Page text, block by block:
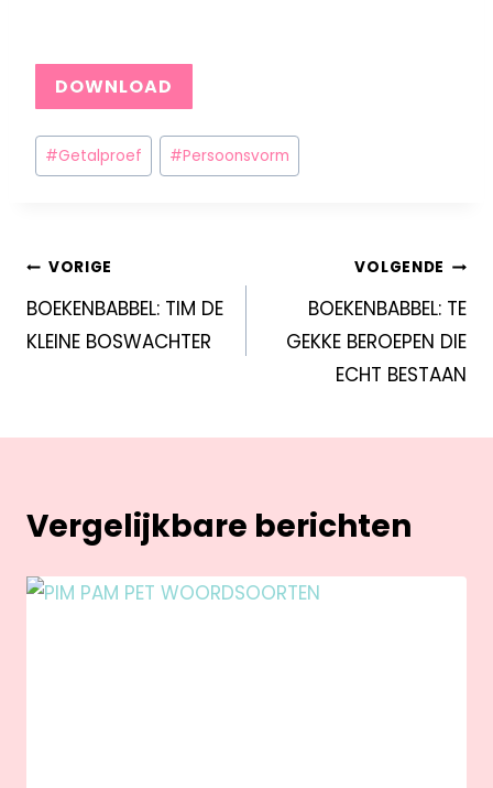
DOWNLOAD
#Getalproef #Persoonsvorm
VORIGE
BOEKENBABBEL: TIM DE
KLEINE BOSWACHTER
VOLGENDE
BOEKENBABBEL: TE
GEKKE BEROEPEN DIE
ECHT BESTAAN
Vergelijkbare berichten